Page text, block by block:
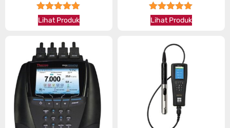
★★★★★
Lihat Produk ★★★★★
Lihat Produk